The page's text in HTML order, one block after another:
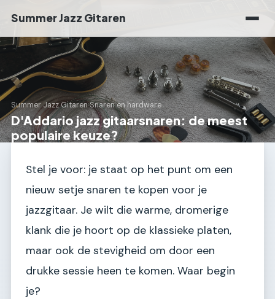
Summer Jazz Gitaren
Summer Jazz Gitaren›Snaren en hardware
D'Addario jazz gitaarsnaren: de meest
populaire keuze?
Stel je voor: je staat op het punt om een
nieuw setje snaren te kopen voor je
jazzgitaar. Je wilt die warme, dromerige
klank die je hoort op de klassieke platen,
maar ook de stevigheid om door een
drukke sessie heen te komen. Waar begin
je?